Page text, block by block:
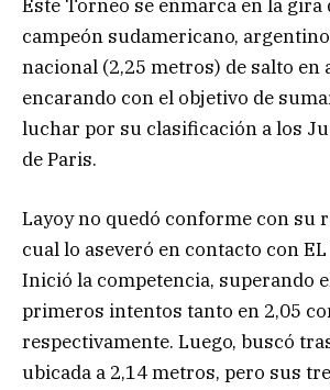
Este Torneo se enmarca en la gira
campeón sudamericano,
nacional (2,25 metros) de salto en
encarando con el objetivo de
luchar por su clasificación a los
de Paris.
Layoy no quedó conforme con su
cual lo aseveró en contacto con EL
Inició la competencia, superando
primeros intentos tanto en 2,05
respectivamente. Luego, buscó
ubicada a 2,14 metros, pero sus